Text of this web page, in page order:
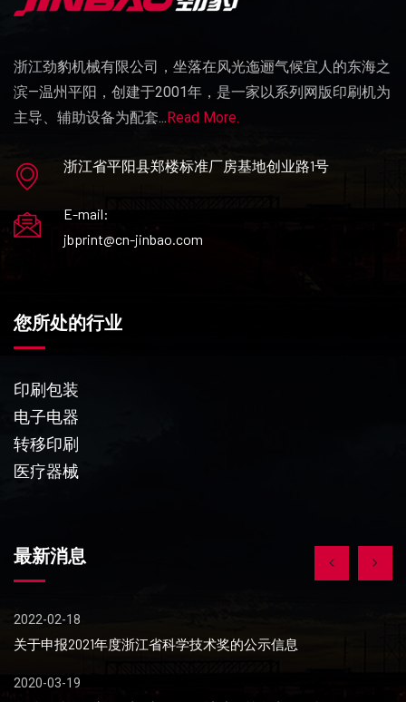
浙江劲豹机械有限公司，坐落在风光迤逦气候宜人的东海之
滨—温州平阳，创建于2001年，是一家以系列网版印刷机为
主导、辅助设备为配套...Read More.
浙江省平阳县郑楼标准厂房基地创业路1号
E-mail:
jbprint@cn-jinbao.com
您所处的行业
印刷包装
电子电器
转移印刷
医疗器械
最新消息
2022-02-18
关于申报2021年度浙江省科学技术奖的公示信息
2020-03-19